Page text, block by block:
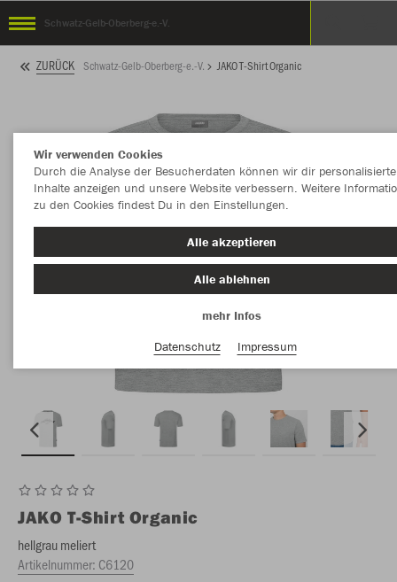
Schwatz-Gelb-Oberberg-e.-V.
ZURÜCK Schwatz-Gelb-Oberberg-e.-V. JAKO T-Shirt Organic
JAKO T-Shirt Organic
hellgrau meliert
Artikelnummer: C6120
Wir verwenden Cookies
Durch die Analyse der Besucherdaten können wir dir personalisierte
Inhalte anzeigen und unsere Website verbessern. Weitere
zu den Cookies findest Du in den Einstellungen.
Alle akzeptieren
Alle ablehnen
mehr Infos
Datenschutz
Impressum